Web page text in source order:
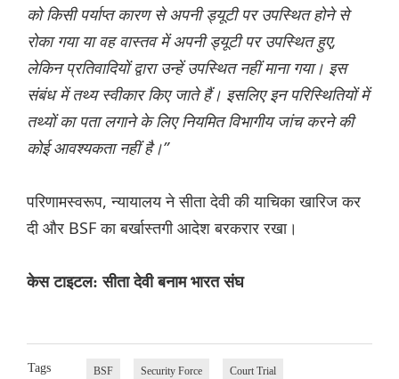
को किसी पर्याप्त कारण से अपनी ड्यूटी पर उपस्थित होने से
रोका गया या वह वास्तव में अपनी ड्यूटी पर उपस्थित हुए,
लेकिन प्रतिवादियों द्वारा उन्हें उपस्थित नहीं माना गया। इस
संबंध में तथ्य स्वीकार किए जाते हैं। इसलिए इन परिस्थितियों में
तथ्यों का पता लगाने के लिए नियमित विभागीय जांच करने की
कोई आवश्यकता नहीं है।”
परिणामस्वरूप, न्यायालय ने सीता देवी की याचिका खारिज कर
दी और BSF का बर्खास्तगी आदेश बरकरार रखा।
केस टाइटल: सीता देवी बनाम भारत संघ
Tags BSF Security Force Court Trial